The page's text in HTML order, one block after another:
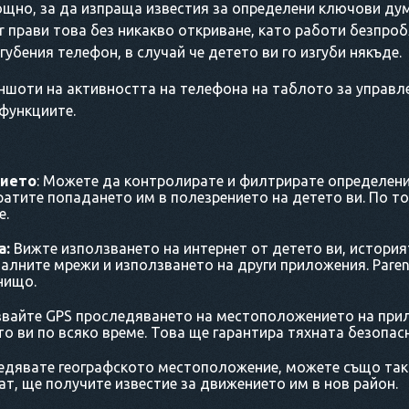
за да изпраща известия за определени ключови
това без никакво откриване, като работи
телефон, в случай че детето ви го изгуби някъде.
на активността на телефона на таблото за
: Можете да контролирате и филтрирате
попадането им в полезрението на детето ви. По
Вижте използването на интернет от детето ви,
мрежи и използването на други приложения.
GPS проследяването на местоположението на
ви по всяко време. Това ще гарантира тяхната
географското местоположение, можете също
ще получите известие за движението им в нов район.